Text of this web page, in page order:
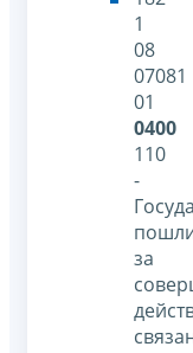
1
08
07081
01
0400
110
-
за